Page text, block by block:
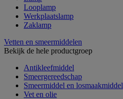
Looplamp
Werkplaatslamp
Zaklamp
Vetten en smeermiddelen
Bekijk de hele productgroep
Antikleefmiddel
Smeergereedschap
Smeermiddel en losmaakmiddel
Vet en olie